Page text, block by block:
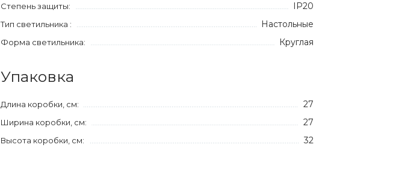
Степень защиты: IP20
Тип светильника : Настольные
Форма светильника: Круглая
Упаковка
Длина коробки, см: 27
Ширина коробки, см: 27
Высота коробки, см: 32